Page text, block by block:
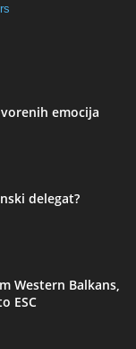
emocija
delegat?
Western Balkans,
ESC